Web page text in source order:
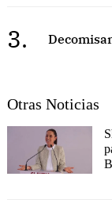
3.
Otras Noticias